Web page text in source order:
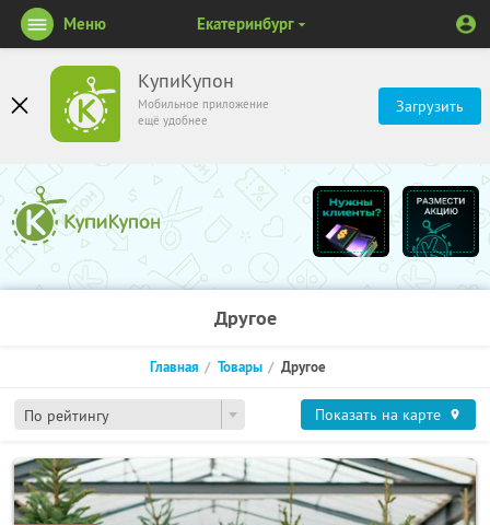
КупиКупон
Мобильное приложение
ещё удобнее
Загрузить
Меню Екатеринбург
Другое
По рейтингу
Главная Товары Другое
Показать на карте